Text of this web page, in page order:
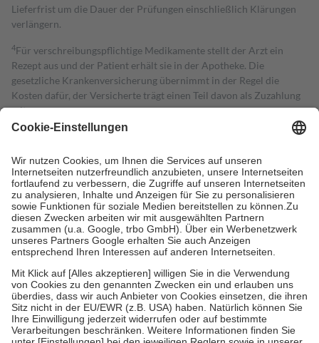
Lieferfrist um die Dauer der Prüfungen einschließlich Klärungen
verlängern.
4Für verschreibungspflichtige Medikamente stellt der Arzt ein
Rezept aus und der Patient erhält sie in der Apotheke. Die
gesetzliche Krankenversicherung übernimmt in der Regel die
Kosten dafür, der Versicherte trägt einen Teil davon als Zuzahlung
mit.
Grundsätzlich leisten Mitglieder Zuzahlungen in Höhe von zehn
höchstens zehn Euro.
Es sind jedoch nie mehr als die tatsächlichen
Kosten der Leistung zu entrichten.
Diese Regeln gelten grundsätzlich auch für Online-Apotheken.
Bei Heilmitteln und häuslicher Krankenpflege beträgt die
Zuzahlung zehn Prozent der Kosten sowie zehn Euro je
Verordnung.
Um das Engagement der Versicherten für ihre eigene Gesundheit zu
stärken und die besondere Stellung der Familie zu unterstützen,
fallenkeine Zuzahlungenan bei:
• Kindern und Jugendlichen bis zum vollendeten 18. Lebensjahr
mit Ausnahme der Fahrkosten
• Untersuchungen zur Vorsorge und Früherkennung, die von der
GKV getragen werden